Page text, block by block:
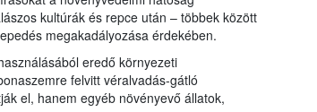
kultúrák és repce után – többek között
megakadályozása érdekében.
eredő környezeti
felvitt véralvadás-gátló
el, hanem egyéb növényevő állatok,